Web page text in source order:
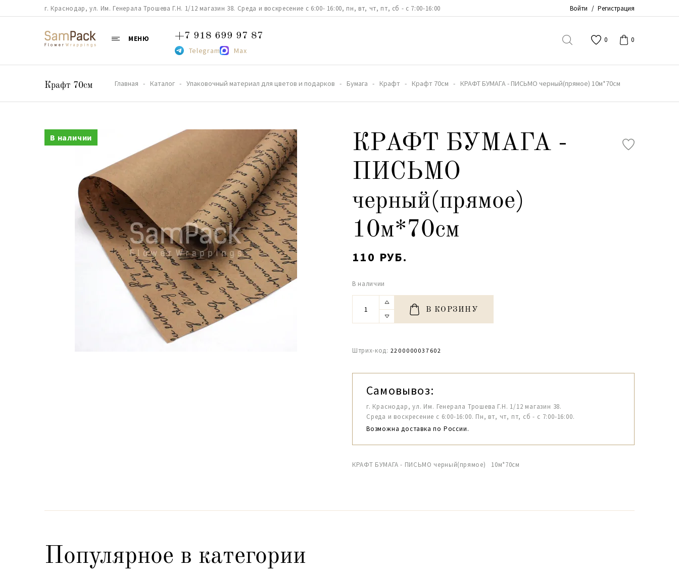
г. Краснодар, ул. Им. Генерала Трошева Г.Н. 1/12 магазин 38. Среда и воскресение с 6:00- 16:00, пн, вт, чт, пт, сб - с 7:00-16:00 Войти / Регистрация
МЕНЮ +7 918 699 97 87
Telegram Max
0 0
Крафт 70см Главная Каталог Упаковочный материал для цветов и подарков Бумага Крафт Крафт 70см КРАФТ БУМАГА - ПИСЬМО черный(прямое) 10м*70см
В наличии
КРАФТ БУМАГА -
ПИСЬМО
черный(прямое)
10м*70см
110 РУБ.
В наличии
В КОРЗИНУ
Штрих-код: 2200000037602
Самовывоз:
г. Краснодар, ул. Им. Генерала Трошева Г.Н. 1/12 магазин 38.
Среда и воскресение с 6:00-16:00. Пн, вт, чт, пт, сб - с 7:00-16:00.
Возможна доставка по России.
КРАФТ БУМАГА - ПИСЬМО черный(прямое) 10м*70см
Популярное в категории